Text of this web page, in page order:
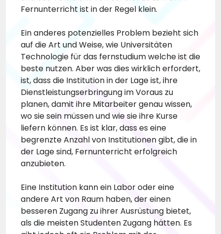
Fernunterricht ist in der Regel klein.
Ein anderes potenzielles Problem bezieht sich
auf die Art und Weise, wie Universitäten
Technologie für das fernstudium welche ist die
beste nutzen. Aber was dies wirklich erfordert,
ist, dass die Institution in der Lage ist, ihre
Dienstleistungserbringung im Voraus zu
planen, damit ihre Mitarbeiter genau wissen,
wo sie sein müssen und wie sie ihre Kurse
liefern können. Es ist klar, dass es eine
begrenzte Anzahl von Institutionen gibt, die in
der Lage sind, Fernunterricht erfolgreich
anzubieten.
Eine Institution kann ein Labor oder eine
andere Art von Raum haben, der einen
besseren Zugang zu ihrer Ausrüstung bietet,
als die meisten Studenten Zugang hätten. Es